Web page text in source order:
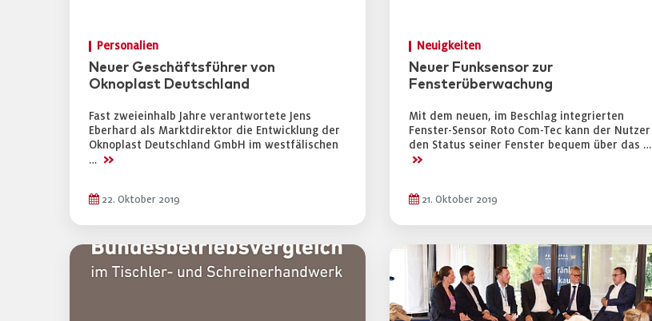
Personalien
Neuer Geschäftsführer von
Oknoplast Deutschland
Fast zweieinhalb Jahre verantwortete Jens
Eberhard als Marktdirektor die Entwicklung der
Oknoplast Deutschland GmbH im westfälischen
… >>
22. Oktober 2019
Neuigkeiten
Neuer Funksensor zur
Fensterüberwachung
Mit dem neuen, im Beschlag integrierten
Fenster-Sensor Roto Com-Tec kann der Nutzer
den Status seiner Fenster bequem über das …
>>
21. Oktober 2019